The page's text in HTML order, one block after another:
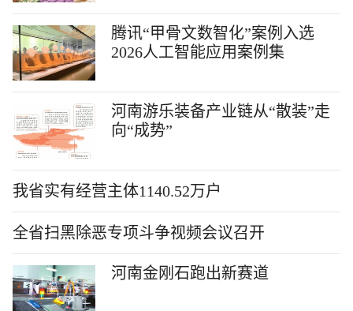
腾讯“甲骨文数智化”案例入选
2026人工智能应用案例集
河南游乐装备产业链从“散装”走
向“成势”
我省实有经营主体1140.52万户
全省扫黑除恶专项斗争视频会议召开
河南金刚石跑出新赛道